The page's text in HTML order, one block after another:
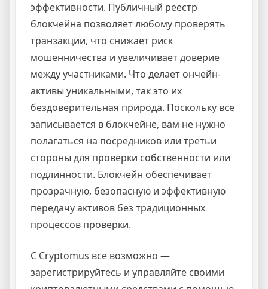
эффективности. Публичный реестр
блокчейна позволяет любому проверять
транзакции, что снижает риск
мошенничества и увеличивает доверие
между участниками. Что делает ончейн-
активы уникальными, так это их
бездоверительная природа. Поскольку все
записывается в блокчейне, вам не нужно
полагаться на посредников или третьи
стороны для проверки собственности или
подлинности. Блокчейн обеспечивает
прозрачную, безопасную и эффективную
передачу активов без традиционных
процессов проверки.
С Cryptomus все возможно —
зарегистрируйтесь и управляйте своими